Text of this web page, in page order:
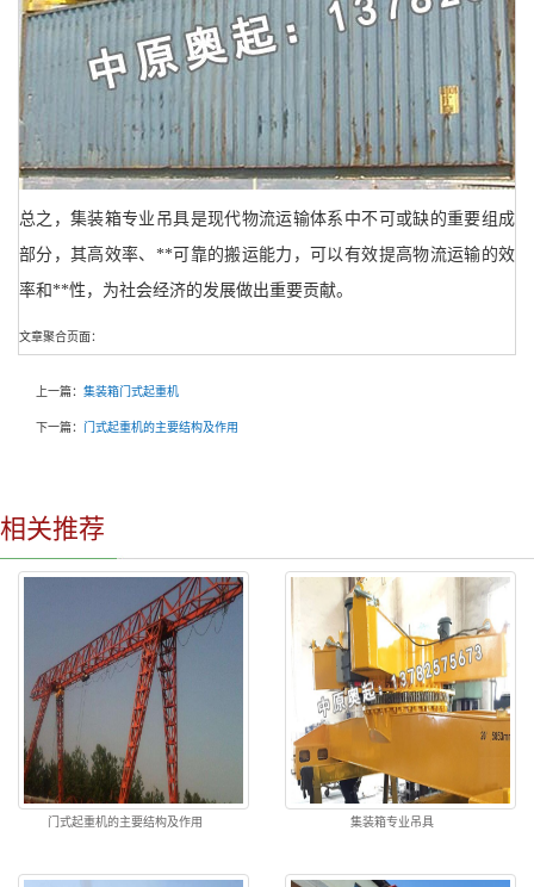
总之，集装箱专业吊具是现代物流运输体系中不可或缺的重要组成
部分，其高效率、**可靠的搬运能力，可以有效提高物流运输的效
率和**性，为社会经济的发展做出重要贡献。
文章聚合页面：
上一篇： 集装箱门式起重机
下一篇： 门式起重机的主要结构及作用
相关推荐
门式起重机的主要结构及作用 集装箱专业吊具